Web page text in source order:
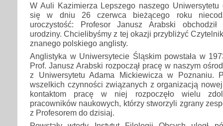
W Auli Kazimierza Lepszego naszego Uniwersytetu
się w dniu 26 czerwca bieżącego roku
uroczystość: Profesor Janusz Arabski obchodził
urodziny. Chcielibyśmy z tej okazji przybliżyć
znanego polskiego anglisty.
Anglistyka w Uniwersytecie Śląskim powstała w
Prof. Janusz Arabski rozpoczął pracę w naszym
z Uniwersytetu Adama Mickiewicza w Poznaniu.
wszelkich czynności związanych z organizacją
kontaktom pracę w niej rozpoczęło wielu
pracowników naukowych, którzy stworzyli zgrany
z Profesorem do dzisiaj.